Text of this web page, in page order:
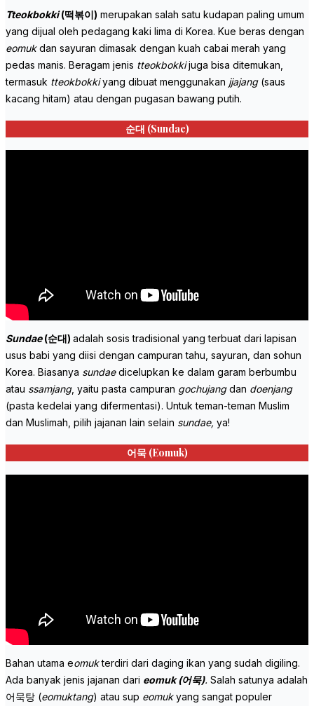
Tteokbokki(떡볶이) merupakan salah satu kudapan paling umum
yang dijual oleh pedagang kaki lima di Korea. Kue beras dengan
eomukdan sayuran dimasak dengan kuah cabai merah yang
pedas manis. Beragam jenis tteokbokkijuga bisa ditemukan,
termasuk tteokbokkiyang dibuat menggunakan jjajang(saus
kacang hitam) atau dengan pugasan bawang putih.
순대 (Sundae)
Sundae(순대) adalah sosis tradisional yang terbuat dari lapisan
usus babi yang diisi dengan campuran tahu, sayuran, dan sohun
Korea. Biasanya sundaedicelupkan ke dalam garam berbumbu
atau ssamjang, yaitu pasta campuran gochujangdan doenjang
(pasta kedelai yang difermentasi). Untuk teman-teman Muslim
dan Muslimah, pilih jajanan lain selain sundae, ya!
어묵 (Eomuk)
Bahan utama eomukterdiri dari daging ikan yang sudah digiling.
Ada banyak jenis jajanan dari eomuk (어묵). Salah satunya adalah
어묵탕 (eomuktang) atau sup eomukyang sangat populer